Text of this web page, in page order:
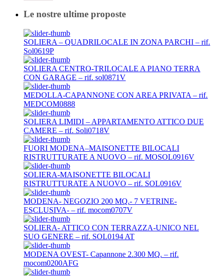
Le nostre ultime proposte
SOLIERA – QUADRILOCALE IN ZONA PARCHI – rif.
Sol0619P
SOLIERA CENTRO-TRILOCALE A PIANO TERRA
CON GARAGE – rif. sol0871V
MEDOLLA-CAPANNONE CON AREA PRIVATA – rif.
MEDCOM0888
SOLIERA LIMIDI – APPARTAMENTO ATTICO DUE
CAMERE – rif. Soli0718V
FUORI MODENA–MAISONETTE BILOCALI
RISTRUTTURATE A NUOVO – rif. MOSOL0916V
SOLIERA-MAISONETTE BILOCALI
RISTRUTTURATE A NUOVO – rif. SOL0916V
MODENA- NEGOZIO 200 MQ.- 7 VETRINE-
ESCLUSIVA- – rif. mocom0707V
SOLIERA- ATTICO CON TERRAZZA-UNICO NEL
SUO GENERE – rif. SOL0194 AT
MODENA OVEST- Capannone 2.300 MQ. – rif.
mocom0200AFG